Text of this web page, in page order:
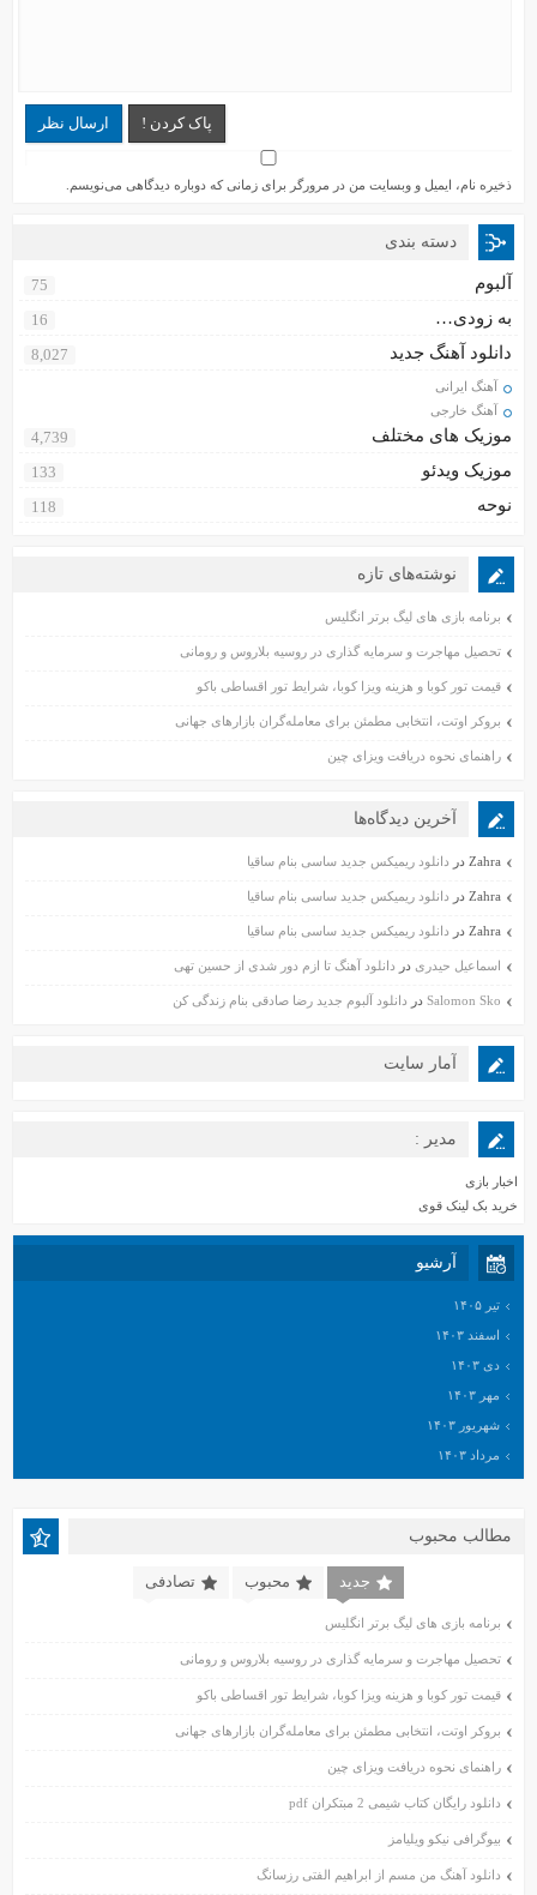
ارسال نظر پاک کردن !
ذخیره نام، ایمیل و وبسایت من در مرورگر برای زمانی که دوباره دیدگاهی می‌نویسم.
دسته بندی
آلبوم 75
به زودی… 16
دانلود آهنگ جدید 8,027
آهنگ ایرانی
آهنگ خارجی
موزیک های مختلف 4,739
موزیک ویدئو 133
نوحه 118
نوشته‌های تازه
برنامه بازی های لیگ برتر انگلیس
تحصیل مهاجرت و سرمایه گذاری در روسیه بلاروس و رومانی
قیمت تور کوبا و هزینه ویزا کوبا، شرایط تور اقساطی باکو
بروکر اوتت، انتخابی مطمئن برای معامله‌گران بازارهای جهانی
راهنمای نحوه دریافت ویزای چین
آخرین دیدگاه‌ها
Zahra در دانلود ریمیکس جدید ساسی بنام ساقیا
Zahra در دانلود ریمیکس جدید ساسی بنام ساقیا
Zahra در دانلود ریمیکس جدید ساسی بنام ساقیا
اسماعیل حیدری در دانلود آهنگ تا ازم دور شدی از حسین تهی
Salomon Sko در دانلود آلبوم جدید رضا صادقی بنام زندگی کن
آمار سایت
مدیر :
اخبار بازی
خرید بک لینک قوی
آرشیو
تیر ۱۴۰۵
اسفند ۱۴۰۳
دی ۱۴۰۳
مهر ۱۴۰۳
شهریور ۱۴۰۳
مرداد ۱۴۰۳
اسفند ۱۴۰۲
آبان ۱۴۰۲
مهر ۱۴۰۲
شهریور ۱۴۰۲
مرداد ۱۴۰۲
اردیبهشت ۱۴۰۲
فروردین ۱۴۰۲
آبان ۱۴۰۱
مطالب محبوب
جدید محبوب تصادفی
برنامه بازی های لیگ برتر انگلیس
تحصیل مهاجرت و سرمایه گذاری در روسیه بلاروس و رومانی
قیمت تور کوبا و هزینه ویزا کوبا، شرایط تور اقساطی باکو
بروکر اوتت، انتخابی مطمئن برای معامله‌گران بازارهای جهانی
راهنمای نحوه دریافت ویزای چین
دانلود رایگان کتاب شیمی 2 مبتکران pdf
بیوگرافی نیکو ویلیامز
دانلود آهنگ من مسم از ابراهیم الفتی رزسانگ